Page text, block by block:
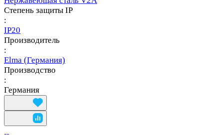
Степень защиты IP
:
IP20
Производитель
:
Elma (Германия)
Производство
:
Германия